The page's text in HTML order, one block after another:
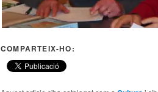
COMPARTEIX-HO: